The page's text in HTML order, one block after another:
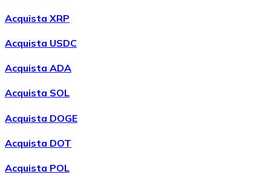
Acquista XRP
Acquista USDC
Acquista ADA
Acquista SOL
Acquista DOGE
Acquista DOT
Acquista POL